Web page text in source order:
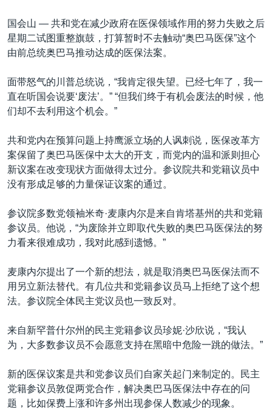
重要讲话与声明
台海两岸关系
关注西藏
关注新疆
GEN Z 看美国
其他语言网站
国会山 — 共和党在减少政府在医保领域作用的努力失败之后
星期二试图重整旗鼓，打算暂时不去触动“奥巴马医保”这个
由前总统奥巴马推动达成的医保法案。
面带怒气的川普总统说，“我肯定很失望。已经七年了，我一
直在听国会说要‘废法’。” “但我们终于有机会废法的时候，他
们却不去利用这个机会。”
共和党内在预算问题上持鹰派立场的人讽刺说，医保改革方
案保留了奥巴马医保中太大的开支，而党内的温和派则担心
新议案在改变现状方面做得太过分。参议院共和党籍议员中
没有形成足够的力量保证议案的通过。
参议院多数党领袖米奇·麦康内尔是来自肯塔基州的共和党籍
参议员。他说，“为废除并立即取代失败的奥巴马医保法的努
力看来很难成功，我对此感到遗憾。”
麦康内尔提出了一个新的想法，就是取消奥巴马医保法而不
用另立新法替代。有几位共和党籍参议员马上拒绝了这个想
法。参议院全体民主党议员也一致反对。
来自新罕普什尔州的民主党籍参议员珍妮·沙欣说，“我认
为，大多数参议员不会愿意支持在黑暗中危险一跳的做法。”
新的医保议案是共和党参议员们自家关起门来制定的。民主
党籍参议员敦促两党合作，解决奥巴马医保法中存在的问
题，比如保费上涨和许多州出现参保人数减少的现象。